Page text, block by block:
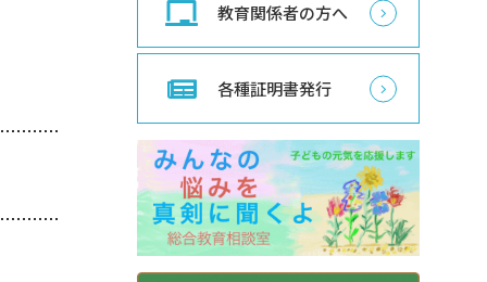
教育関係者の方へ
各種証明書発行